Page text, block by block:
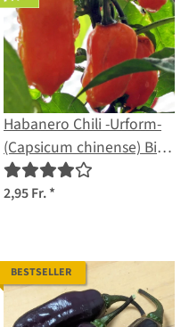
Habanero Chili -Urform-
(Capsicum chinense) Bio
Saatgut
2,95 Fr.*
BESTSELLER